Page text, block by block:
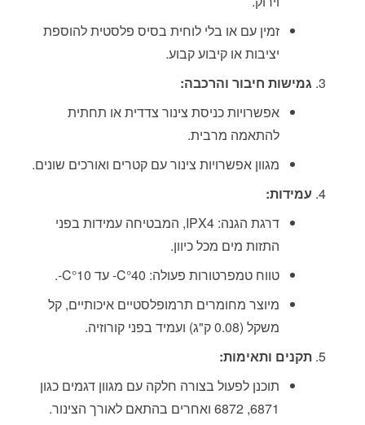
זמין עם או בלי לוחית בסיס פלסטית להוספת
יציבות או קיבוע קבוע.
גמישות חיבור והרכבה:
אפשרויות כניסת צינור צדדית או תחתית
להתאמה מרבית.
מגוון אפשרויות צינור עם קטרים ואורכים שונים.
עמידות:
דרגת הגנה: IPX4, המבטיחה עמידות בפני
התזות מים מכל כיוון.
טווח טמפרטורות פעולה: C°40- עד C°10-.
מיוצר מחומרים תרמופלסטיים איכותיים, קל
משקל (0.08 ק"ג) ועמיד בפני קורוזיה.
תקנים ותאימות:
תוכנן לפעול בצורה חלקה עם מגוון דגמים כגון
6871, 6872 ואחרים בהתאם לאורך הצינור.